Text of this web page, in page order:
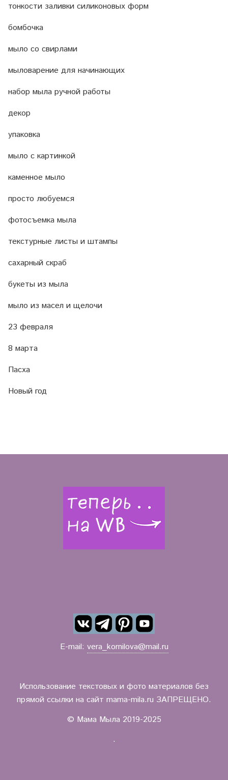
тонкости заливки силиконовых форм
бомбочка
мыло со свирлами
мыловарение для начинающих
набор мыла ручной работы
декор
упаковка
мыло с картинкой
каменное мыло
просто любуемся
фотосъемка мыла
текстурные листы и штампы
сахарный скраб
букеты из мыла
мыло из масел и щелочи
23 февраля
8 марта
Пасха
Новый год
E-mail: vera_kornilova@mail.ru
Использование текстовых и фото материалов без
прямой ссылки на сайт mama-mila.ru ЗАПРЕЩЕНО.
© Мама Мыла 2019-2025
.